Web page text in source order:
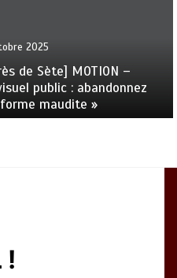
2025
de Sète] MOTION –
public : abandonnez
maudite »
!